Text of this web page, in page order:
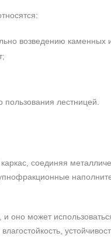
возведению каменных
лестницей.
соединяя
оно может